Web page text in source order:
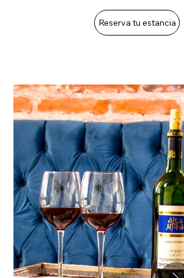
Reserva tu estancia